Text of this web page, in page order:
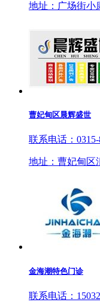
地址：广场街小
曹妃甸区晨辉盛世
联系电话：0315-
地址：曹妃甸区
金海潮特色门诊
联系电话：